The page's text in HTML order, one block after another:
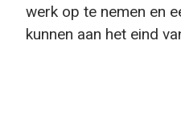
werk op te nemen en
kunnen aan het eind